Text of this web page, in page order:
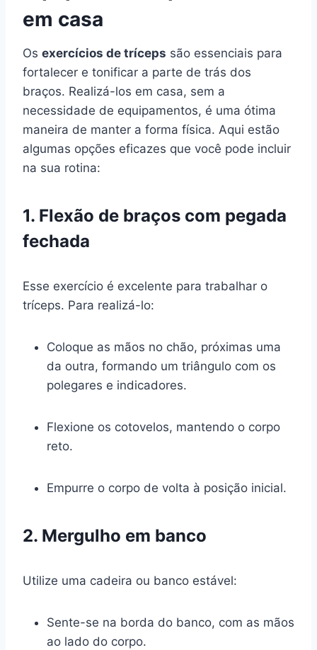
em casa
Os exercícios de tríceps são essenciais para
fortalecer e tonificar a parte de trás dos
braços. Realizá-los em casa, sem a
necessidade de equipamentos, é uma ótima
maneira de manter a forma física. Aqui estão
algumas opções eficazes que você pode incluir
na sua rotina:
1. Flexão de braços com pegada
fechada
Esse exercício é excelente para trabalhar o
tríceps. Para realizá-lo:
Coloque as mãos no chão, próximas uma
da outra, formando um triângulo com os
polegares e indicadores.
Flexione os cotovelos, mantendo o corpo
reto.
Empurre o corpo de volta à posição inicial.
2. Mergulho em banco
Utilize uma cadeira ou banco estável:
Sente-se na borda do banco, com as mãos
ao lado do corpo.